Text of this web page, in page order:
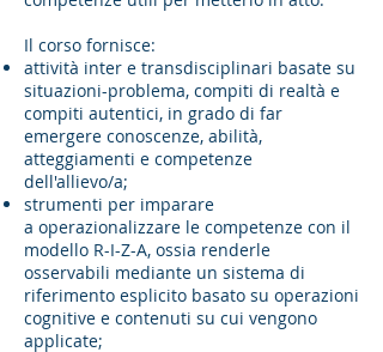
Il corso fornisce:
attività inter e transdisciplinari basate su
situazioni-problema, compiti di realtà e
compiti autentici, in grado di far
emergere conoscenze, abilità,
atteggiamenti e competenze
dell'allievo/a;
strumenti per imparare
a operazionalizzare le competenze con il
modello R-I-Z-A, ossia renderle
osservabili mediante un sistema di
riferimento esplicito basato su operazioni
cognitive e contenuti su cui vengono
applicate;